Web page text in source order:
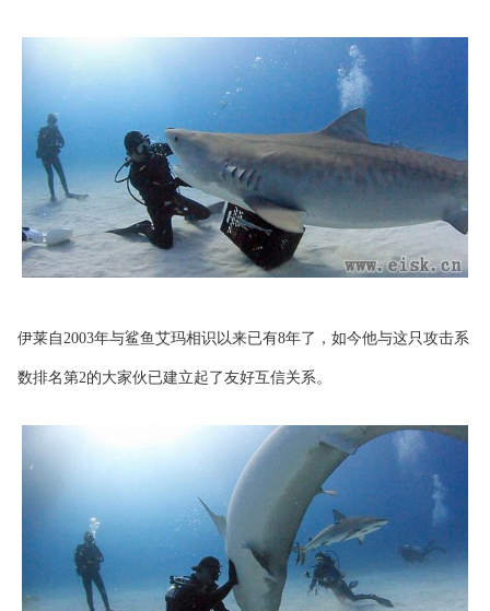
伊莱自2003年与鲨鱼艾玛相识以来已有8年了，如今他与这只攻击系
数排名第2的大家伙已建立起了友好互信关系。